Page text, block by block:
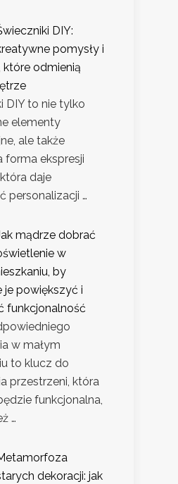
DIY:
pomysły i
które odmienią
DIY to nie tylko
elementy
ale także
forma ekspresji
daje
personalizacji …
mądrze dobrać
w
by
je powiększyć i
funkcjonalność
w małym
to klucz do
przestrzeni, która
funkcjonalna,
…
dekoracji: jak